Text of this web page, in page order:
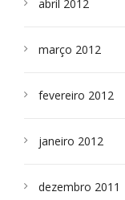
abril 2012
março 2012
fevereiro 2012
janeiro 2012
dezembro 2011